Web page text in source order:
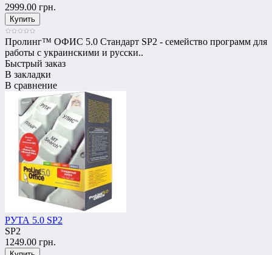
2999.00 грн.
Пролинг™ ОФИС 5.0 Стандарт SP2 - семейство программ для
работы с украинскими и русски..
Быстрый заказ
В закладки
В сравнение
РУТА 5.0 SP2
SP2
1249.00 грн.